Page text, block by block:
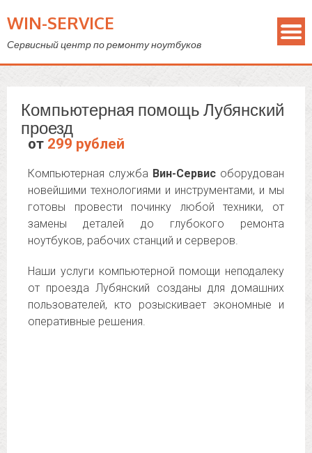
WIN-SERVICE
Сервисный центр по ремонту ноутбуков
Компьютерная помощь Лубянский
проезд
от 299 рублей
Компьютерная служба Вин-Сервис оборудован
новейшими технологиями и инструментами, и мы
готовы провести починку любой техники, от
замены деталей до глубокого ремонта
ноутбуков, рабочих станций и серверов.
Наши услуги компьютерной помощи неподалеку
от проезда Лубянский созданы для домашних
пользователей, кто розыскивает экономные и
оперативные решения.